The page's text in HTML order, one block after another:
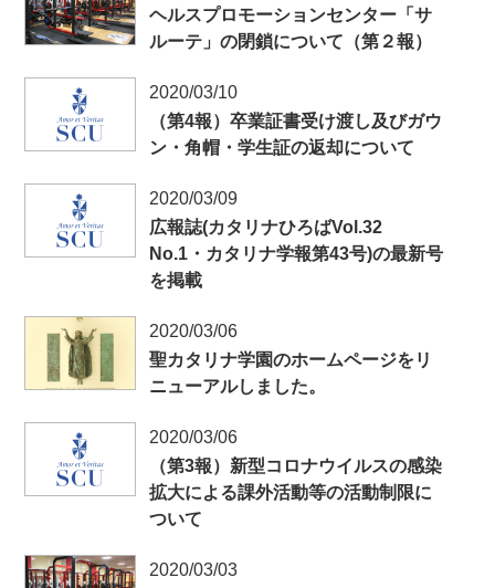
ヘルスプロモーションセンター「サ
ルーテ」の閉鎖について（第２報）
2020/03/10
（第4報）卒業証書受け渡し及びガウ
ン・角帽・学生証の返却について
2020/03/09
広報誌(カタリナひろばVol.32
No.1・カタリナ学報第43号)の最新号
を掲載
2020/03/06
聖カタリナ学園のホームページをリ
ニューアルしました。
2020/03/06
（第3報）新型コロナウイルスの感染
拡大による課外活動等の活動制限に
ついて
2020/03/03